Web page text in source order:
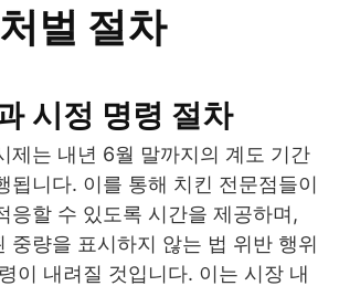
벌 절차
시정 명령 절차
제는 내년 6월 말까지의 계도 기간
됩니다. 이를 통해 치킨 전문점들이
응할 수 있도록 시간을 제공하며,
중량을 표시하지 않는 법 위반 행위
이 내려질 것입니다. 이는 시장 내